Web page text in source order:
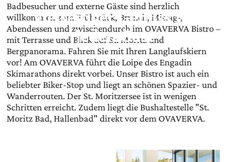
Vielseitiger Genuss für
jeden Gast
Badbesucher und externe Gäste sind herzlich
willkommen zum Frühstück, Brunch, Mittag-,
Abendessen und zwischendurch im OVAVERVA Bistro –
mit Terrasse und Blick auf St. Moritz und
Bergpanorama. Fahren Sie mit Ihren Langlaufskiern
vor! Am OVAVERVA führt die Loipe des Engadin
Skimarathons direkt vorbei. Unser Bistro ist auch ein
beliebter Biker-Stop und liegt an schönen Spazier- und
Wanderrouten. Der St. Moritzersee ist in wenigen
Schritten erreicht. Zudem liegt die Bushaltestelle "St.
Moritz Bad, Hallenbad" direkt vor dem OVAVERVA.